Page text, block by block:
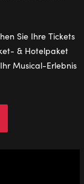
Sie Ihre Tickets
& Hotelpaket
Musical-Erlebnis